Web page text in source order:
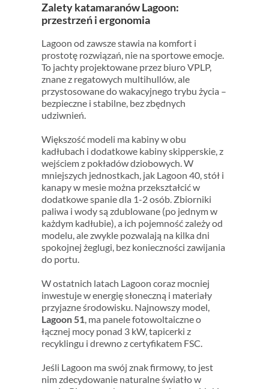
Zalety katamaranów Lagoon:
przestrzeń i ergonomia
Lagoon od zawsze stawia na komfort i
prostotę rozwiązań, nie na sportowe emocje.
To jachty projektowane przez biuro VPLP,
znane z regatowych multihullów, ale
przystosowane do wakacyjnego trybu życia –
bezpieczne i stabilne, bez zbędnych
udziwnień.
Większość modeli ma kabiny w obu
kadłubach i dodatkowe kabiny skipperskie, z
wejściem z pokładów dziobowych. W
mniejszych jednostkach, jak Lagoon 40, stół i
kanapy w mesie można przekształcić w
dodatkowe spanie dla 1-2 osób. Zbiorniki
paliwa i wody są zdublowane (po jednym w
każdym kadłubie), a ich pojemność zależy od
modelu, ale zwykle pozwalają na kilka dni
spokojnej żeglugi, bez konieczności zawijania
do portu.
W ostatnich latach Lagoon coraz mocniej
inwestuje w energię słoneczną i materiały
przyjazne środowisku. Najnowszy model,
Lagoon 51, ma panele fotowoltaiczne o
łącznej mocy ponad 3 kW, tapicerki z
recyklingu i drewno z certyfikatem FSC.
Jeśli Lagoon ma swój znak firmowy, to jest
nim zdecydowanie naturalne światło w